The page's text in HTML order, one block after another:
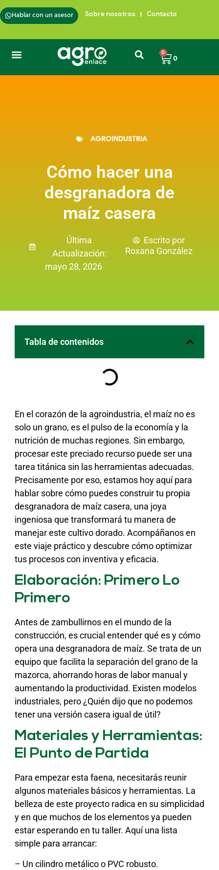
Hablar con un asesor Sobre nosotros Contacto
0
0
AGROINDUSTRIA
Cómo hacer una
desgranadora de
maíz casera
Última
Actualización:
mayo 28, 2026
Escrito por
Roxana González
Tabla de contenidos
En el corazón de la agroindustria, el maíz no es
solo un grano, es el pulso de la economía y la
nutrición de muchas regiones. Sin embargo,
procesar este preciado recurso puede ser una
tarea titánica sin las herramientas adecuadas.
Precisamente por eso, estamos hoy aquí para
hablar sobre cómo puedes construir tu propia
desgranadora de maíz casera, una joya
ingeniosa que transformará tu manera de
manejar este cultivo dorado. Acompáñanos en
este viaje práctico y descubre cómo optimizar
tus procesos con inventiva y eficacia.
Elaboración: Primero Lo
Primero
Antes de zambullirnos en el mundo de la
construcción, es crucial entender qué es y cómo
opera una desgranadora de maíz. Se trata de un
equipo que facilita la separación del grano de la
mazorca, ahorrando horas de labor manual y
aumentando la productividad. Existen modelos
industriales, pero ¿Quién dijo que no podemos
tener una versión casera igual de útil?
Materiales y Herramientas:
El Punto de Partida
Para empezar esta faena, necesitarás reunir
algunos materiales básicos y herramientas. La
belleza de este proyecto radica en su simplicidad
y en que muchos de los elementos ya pueden
estar esperando en tu taller. Aquí una lista
simple para arrancar:
– Un cilindro metálico o PVC robusto.